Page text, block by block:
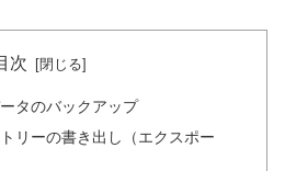
次
タのバックアップ
リーの書き出し（エクスポー